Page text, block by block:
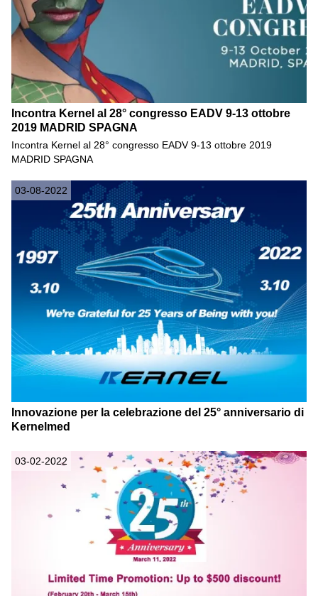
Incontra Kernel al 28° congresso EADV 9-13 ottobre
2019 MADRID SPAGNA
Incontra Kernel al 28° congresso EADV 9-13 ottobre 2019
MADRID SPAGNA
03-08-2022
Innovazione per la celebrazione del 25° anniversario di
Kernelmed
03-02-2022